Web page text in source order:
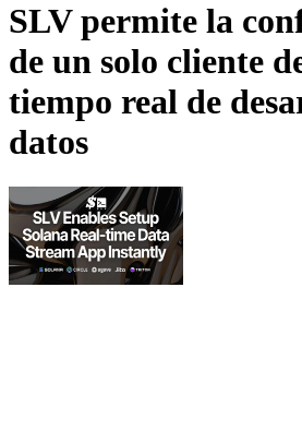
SLV permite la
de un solo cliente
tiempo real de
datos